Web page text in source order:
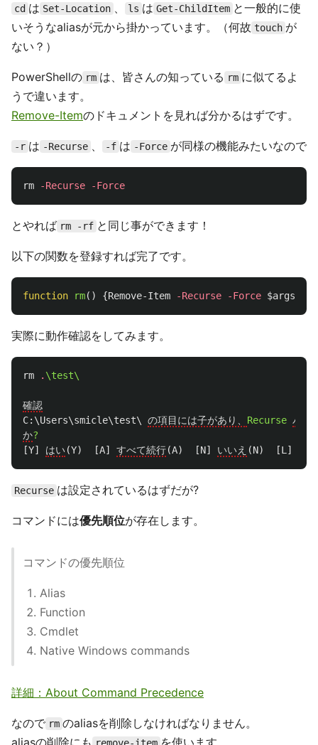
cd は Set-Location 、 ls は Get-ChildItem と一般的に使
いそうなaliasが元から掛かっています。（何故 touch が
ない？）
PowerShellの rm は、皆さんの知っている rm に似てるよ
うで違います。
Remove-Itemのドキュメントを見れば分かるはずです。
-r は -Recurse 、 -f は -Force が同様の機能みたいなので
rm -Recurse -Force
とやれば rm -rf と同じ事ができます！
以下の関数を登録すれば完了です。
function rm() {Remove-Item -Recurse -Force $args
実際に動作確認をしてみます。
rm . \test\
確認
C:\Users\smicle\test\
の項目には子があり、 Recurse パラ
か?
[Y] はい(Y) [A] すべて続行(A) [N] いいえ (N) [L ]
Recurse は設定されているはずだが?
コマンドには優先順位が存在します。
コマンドの優先順位
Alias
Function
Cmdlet
Native Windows commands
詳細：About Command Precedence
なので rm のaliasを削除しなければなりません。
aliasの削除にも
を使います。